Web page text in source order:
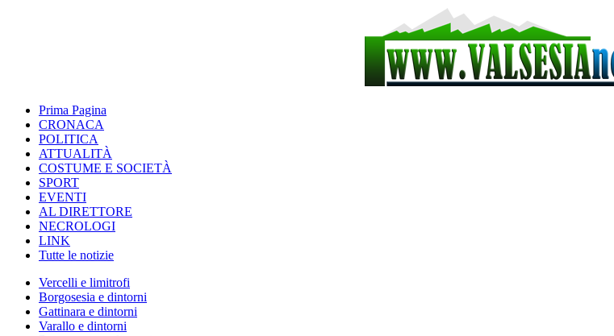
Prima Pagina
CRONACA
POLITICA
ATTUALITÀ
COSTUME E SOCIETÀ
SPORT
EVENTI
AL DIRETTORE
NECROLOGI
LINK
Tutte le notizie
Vercelli e limitrofi
Borgosesia e dintorni
Gattinara e dintorni
Varallo e dintorni